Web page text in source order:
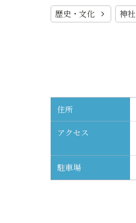
歴史・文化 神社
住所
アクセス
駐車場